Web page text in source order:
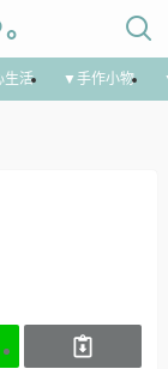
活 ▼手作小物